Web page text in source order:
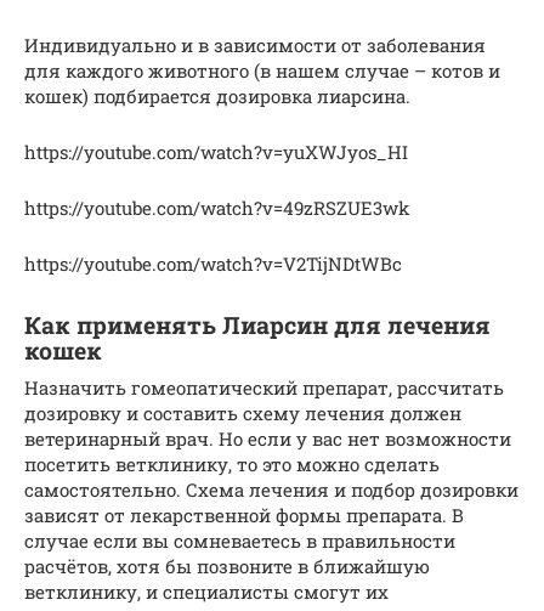
Индивидуально и в зависимости от заболевания
для каждого животного (в нашем случае – котов и
кошек) подбирается дозировка лиарсина.
https://youtube.com/watch?v=yuXWJyos_HI
https://youtube.com/watch?v=49zRSZUE3wk
https://youtube.com/watch?v=V2TijNDtWBc
Как применять Лиарсин для лечения
кошек
Назначить гомеопатический препарат, рассчитать
дозировку и составить схему лечения должен
ветеринарный врач. Но если у вас нет возможности
посетить ветклинику, то это можно сделать
самостоятельно. Схема лечения и подбор дозировки
зависят от лекарственной формы препарата. В
случае если вы сомневаетесь в правильности
расчётов, хотя бы позвоните в ближайшую
ветклинику, и специалисты смогут их